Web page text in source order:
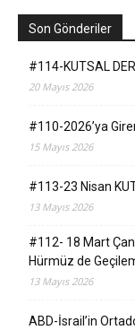
Son Gönderiler
#114-KUTSAL
20 Mayıs 2026
#110-2026’ya
15 Mayıs 2026
#113-23 Nisan
13 Mayıs 2026
#112- 18 Mart
Hürmüz de
13 Mayıs 2026
ABD-İsrail’in